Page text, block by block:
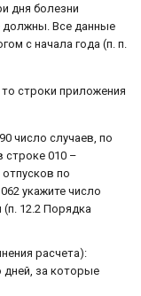
дня болезни
должны. Все данные
с начала года (п. п.
строки приложения
число случаев, по
строке 010 –
по
укажите число
12.2 Порядка
расчета):
дней, за которые